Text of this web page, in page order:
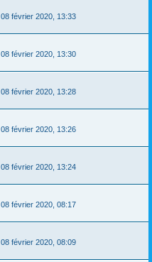
08 février 2020, 13:33
08 février 2020, 13:30
08 février 2020, 13:28
08 février 2020, 13:26
08 février 2020, 13:24
08 février 2020, 08:17
08 février 2020, 08:09